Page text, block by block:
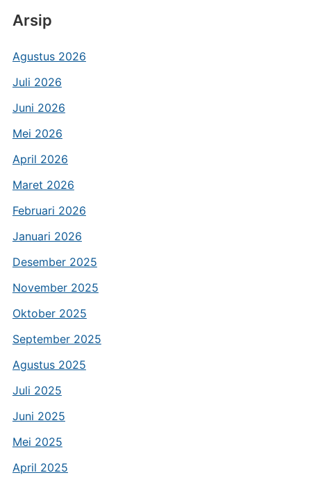
Arsip
Agustus 2026
Juli 2026
Juni 2026
Mei 2026
April 2026
Maret 2026
Februari 2026
Januari 2026
Desember 2025
November 2025
Oktober 2025
September 2025
Agustus 2025
Juli 2025
Juni 2025
Mei 2025
April 2025